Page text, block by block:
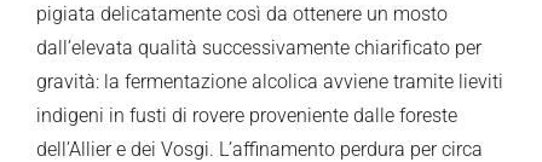
pigiata delicatamente così da ottenere un mosto
dall’elevata qualità successivamente chiarificato per
gravità: la fermentazione alcolica avviene tramite lieviti
indigeni in fusti di rovere proveniente dalle foreste
dell’Allier e dei Vosgi. L’affinamento perdura per circa